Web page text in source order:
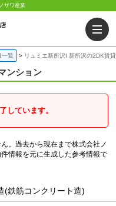
ザワ産業
一覧 リュミエ新所沢I 新所沢の2DK賃
ンション
しています。
。過去から現在まで株式会社ノ
情報を元に生成した参考情報で
(鉄筋コンクリート造)